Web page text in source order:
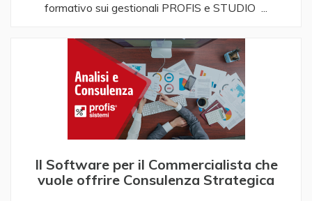
formativo sui gestionali PROFIS e STUDIO ...
Il Software per il Commercialista che
vuole offrire Consulenza Strategica